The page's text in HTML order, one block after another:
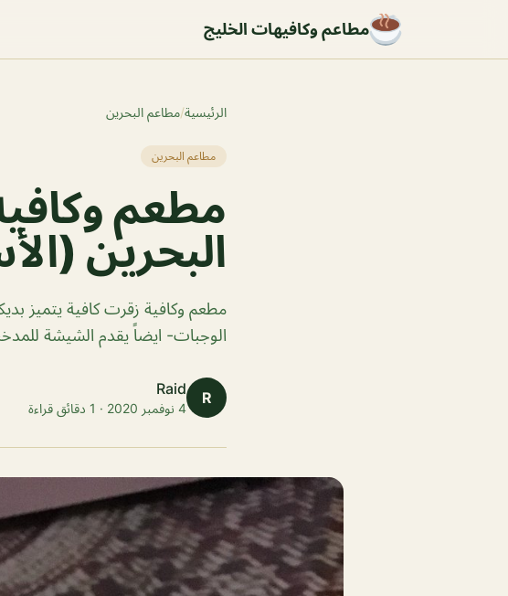
مطاعم وكافيهات الخليج
الرئيسية/مطاعم البحرين
مطاعم البحرين
مطعم
البحرين
مطعم وكافية زقرت كافية يتميز
الوجبات- ايضاً يقدم الشيشة
R
Raid
4 نوفمبر 2020 · 1 دقائق قراءة